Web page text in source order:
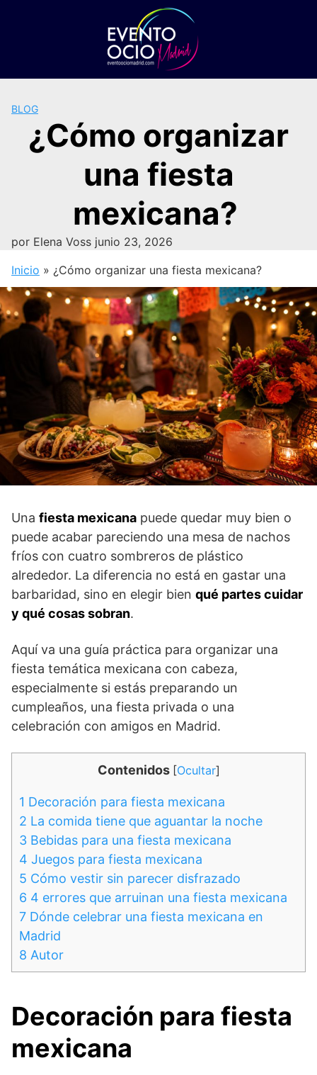
BLOG
¿Cómo organizar
una fiesta
mexicana?
por Elena Voss junio 23, 2026
Inicio » ¿Cómo organizar una fiesta mexicana?
Una fiesta mexicana puede quedar muy bien o
puede acabar pareciendo una mesa de nachos
fríos con cuatro sombreros de plástico
alrededor. La diferencia no está en gastar una
barbaridad, sino en elegir bien qué partes cuidar
y qué cosas sobran.
Aquí va una guía práctica para organizar una
fiesta temática mexicana con cabeza,
especialmente si estás preparando un
cumpleaños, una fiesta privada o una
celebración con amigos en Madrid.
Contenidos [Ocultar]
1 Decoración para fiesta mexicana
2 La comida tiene que aguantar la noche
3 Bebidas para una fiesta mexicana
4 Juegos para fiesta mexicana
5 Cómo vestir sin parecer disfrazado
6 4 errores que arruinan una fiesta mexicana
7 Dónde celebrar una fiesta mexicana en
Madrid
8 Autor
Decoración para fiesta
mexicana